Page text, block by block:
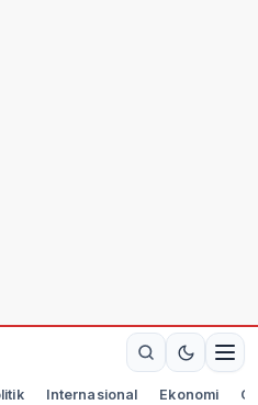
Internasional Ekonomi